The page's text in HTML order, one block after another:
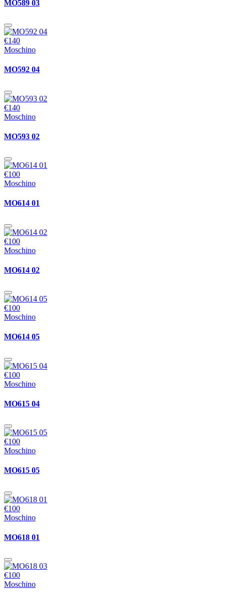
MO589 03
€140
Moschino
MO592 04
€140
Moschino
MO593 02
€100
Moschino
MO614 01
€100
Moschino
MO614 02
€100
Moschino
MO614 05
€100
Moschino
MO615 04
€100
Moschino
MO615 05
€100
Moschino
MO618 01
€100
Moschino